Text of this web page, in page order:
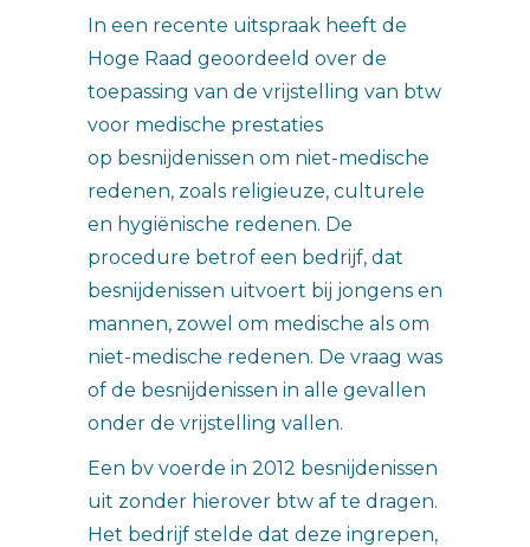
In een recente uitspraak heeft de
Hoge Raad geoordeeld over de
toepassing van de vrijstelling van btw
voor medische prestaties
op besnijdenissen om niet-medische
redenen, zoals religieuze, culturele
en hygiënische redenen. De
procedure betrof een bedrijf, dat
besnijdenissen uitvoert bij jongens en
mannen, zowel om medische als om
niet-medische redenen. De vraag was
of de besnijdenissen in alle gevallen
onder de vrijstelling vallen.
Een bv voerde in 2012 besnijdenissen
uit zonder hierover btw af te dragen.
Het bedrijf stelde dat deze ingrepen,